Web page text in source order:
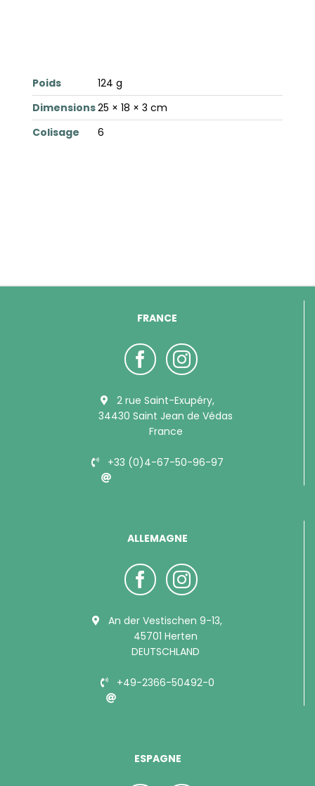
Poids
124 g
Dimensions25 × 18 × 3 cm
Colisage
6
FRANCE
2 rue Saint-Exupéry,
34430 Saint Jean de Védas
France
+33 (0)4-67-50-96-97
ALLEMAGNE
An der Vestischen 9-13,
45701 Herten
DEUTSCHLAND
+49-2366-50492-0
ESPAGNE